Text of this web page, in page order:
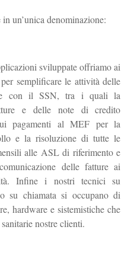
un’unica denominazione:
sviluppate offriamo ai
semplificare le attività delle
con il SSN, tra i quali la
e delle note di credito
pagamenti al MEF per la
e la risoluzione di tutte le
alle ASL di riferimento e
delle fatture ai
Infine i nostri tecnici su
su chiamata si occupano di
hardware e sistemistiche che
nostre clienti.